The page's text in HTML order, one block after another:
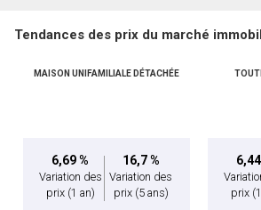
Tendances des prix du marché
MAISON UNIFAMILIALE DÉTACHÉE
6,69 %
Variation des
prix (1 an)
16,7 %
Variation des
prix (5 ans)
prix